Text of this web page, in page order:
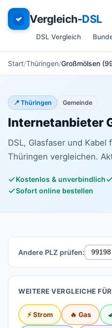
Vergleich-DSL
DSL Vergleich
Start Thüringen Großmölsen
📍 Thüringen Gemeinde
Internetanbieter
DSL, Glasfaser und Kabel
Thüringen vergleichen.
Kostenlos & unverbindlich
Sofort online bestellen
Andere PLZ prüfen:
WEITERE VERGLEICHE FÜR
⚡ Strom 🔥 Gas